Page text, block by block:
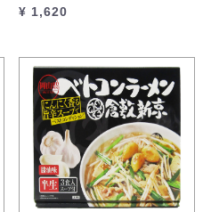
¥ 1,620